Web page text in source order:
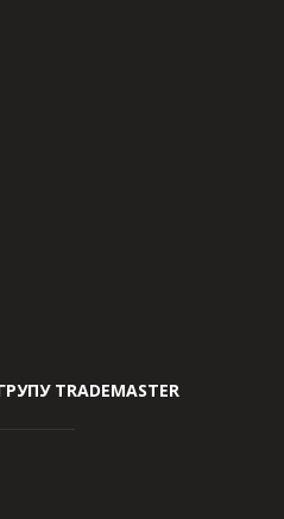
TRADEMASTER